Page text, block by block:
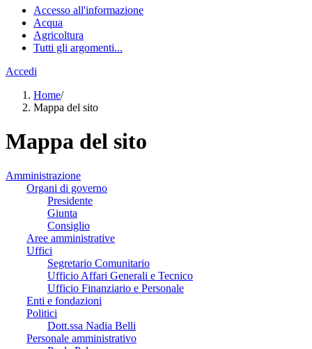
Accesso all'informazione
Acqua
Agricoltura
Tutti gli argomenti...
Accedi
Home/
Mappa del sito
Mappa del sito
Amministrazione
Organi di governo
Presidente
Giunta
Consiglio
Aree amministrative
Uffici
Segretario Comunitario
Ufficio Affari Generali e Tecnico
Ufficio Finanziario e Personale
Enti e fondazioni
Politici
Dott.ssa Nadia Belli
Personale amministrativo